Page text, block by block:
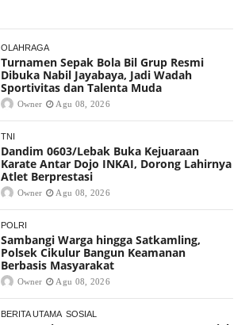
OLAHRAGA
Turnamen Sepak Bola Bil Grup Resmi
Dibuka Nabil Jayabaya, Jadi Wadah
Sportivitas dan Talenta Muda
Owner Agu 08, 2026
TNI
Dandim 0603/Lebak Buka Kejuaraan
Karate Antar Dojo INKAI, Dorong Lahirnya
Atlet Berprestasi
Owner Agu 08, 2026
POLRI
Sambangi Warga hingga Satkamling,
Polsek Cikulur Bangun Keamanan
Berbasis Masyarakat
Owner Agu 08, 2026
BERITA UTAMA SOSIAL